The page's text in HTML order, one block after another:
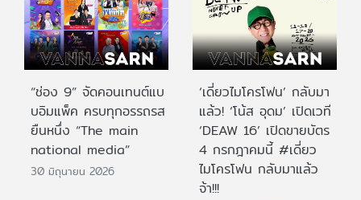
“ช่อง 9” จัดคอนเทนต์แบ
บอิมแพ็ค ครบทุกอรรถรส
ยืนหนึ่ง “The main
national media”
30 มิถุนายน 2026
‘เดี่ยวไมโครโฟน’ กลับมา
แล้ว! ‘โน้ส อุดม’ เปิดเวที
‘DEAW 16’ เปิดขายบัตร
4 กรกฎาคมนี้ #เดี่ยว
ไมโครโฟน กลับมาแล้ว
จ้า!!!